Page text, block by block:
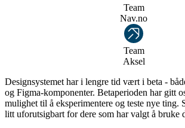
Team
Nav.no
Team
Aksel
Designsystemet har i lengre tid vært i beta -
og Figma-komponenter. Betaperioden har gitt
mulighet til å eksperimentere og teste nye ting.
litt uforutsigbart for dere som har valgt å bruke